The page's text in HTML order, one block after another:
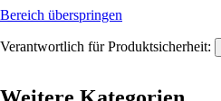
Bereich überspringen
Verantwortlich für Produktsicherheit: